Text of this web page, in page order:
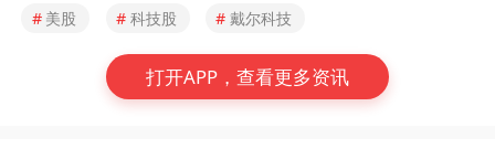
# 美股 # 科技股 # 戴尔科技
打开APP，查看更多资讯